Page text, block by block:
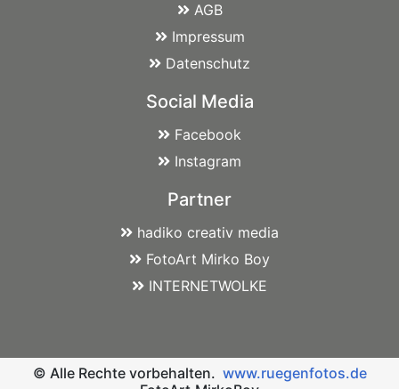
AGB
Impressum
Datenschutz
Social Media
Facebook
Instagram
Partner
hadiko creativ media
FotoArt Mirko Boy
INTERNETWOLKE
© Alle Rechte vorbehalten. www.ruegenfotos.de